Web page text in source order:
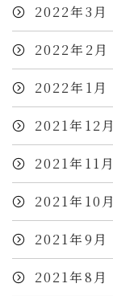
2022年3月
2022年2月
2022年1月
2021年12月
2021年11月
2021年10月
2021年9月
2021年8月